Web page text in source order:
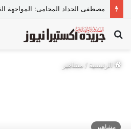
بحث
الرئيسية/مشاهير
مشاهير